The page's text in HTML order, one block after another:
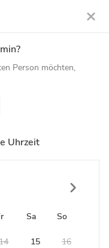
Person möchten,
Uhrzeit
Sa So
15 16